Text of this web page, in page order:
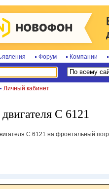
Форум Компании
Личный кабинет
C 6121
C 6121 на фронтальный